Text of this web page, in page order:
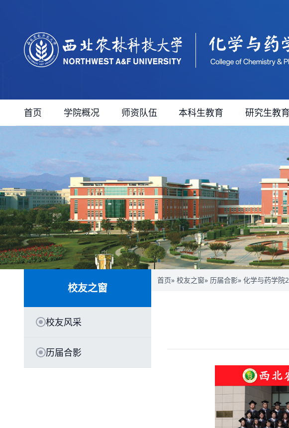
首页 学院概况 师资队伍 本科生教育 研究生教育
校友之窗
校友风采
历届合影
首页» 校友之窗» 历届合影» 化学与药学院